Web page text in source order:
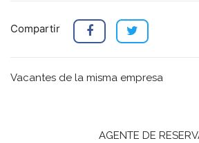
Compartir
Vacantes de la misma empresa
AGENTE DE